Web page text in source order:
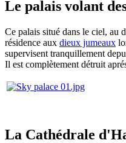
Le palais volant
Ce palais situé dans le ciel, au
résidence aux dieux jumeaux
supervisent tranquillement
Il est complètement détruit
La Cathédrale